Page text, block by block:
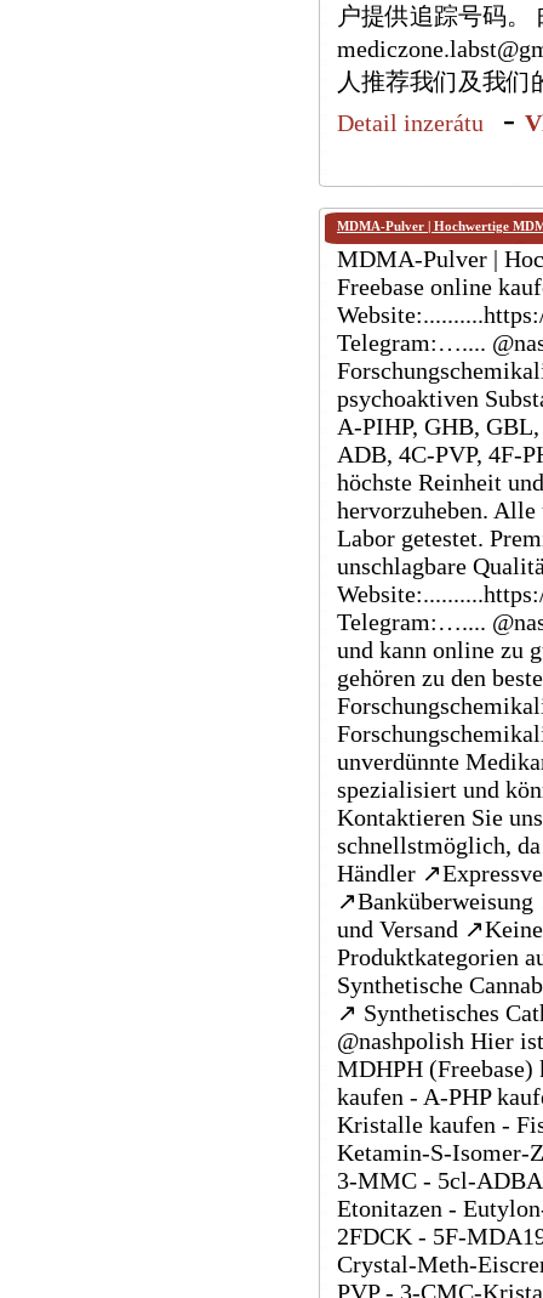
户提供追踪号码。
人推荐我们及我们
Detail inzerátu
-
MDMA-Pulver | Hochwertige
MDMA-Pulver |
Freebase online
Telegram:…....
psychoaktiven
A-PIHP, GHB,
ADB, 4C-PVP, 4F-
höchste Reinheit
hervorzuheben. Alle
Labor getestet.
unschlagbare
Telegram:…....
und kann online zu
gehören zu den
unverdünnte
spezialisiert und
Kontaktieren Sie
schnellstmöglich,
Händler
und Versand
Produktkategorien
Synthetische
↗️ Synthetisches
@nashpolish Hier
MDHPH
kaufen - A-PHP
Kristalle kaufen -
Ketamin-S-Isomer-
3-MMC - 5cl-ADBA
Etonitazen -
2FDCK - 5F-
Crystal-Meth-
PVP - 3-CMC-